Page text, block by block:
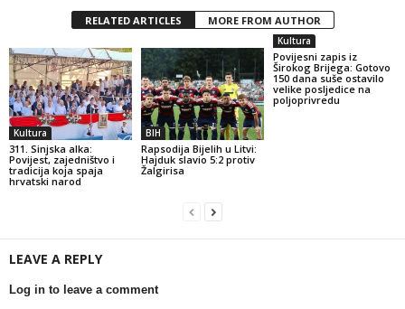
RELATED ARTICLES MORE FROM AUTHOR
Kultura
311. Sinjska alka:
Povijest, zajedništvo i
tradicija koja spaja
hrvatski narod
BIH
Rapsodija Bijelih u Litvi:
Hajduk slavio 5:2 protiv
Žalgirisa
Kultura
Povijesni zapis iz
Širokog Brijega: Gotovo
150 dana suše ostavilo
velike posljedice na
poljoprivredu
LEAVE A REPLY
Log in to leave a comment